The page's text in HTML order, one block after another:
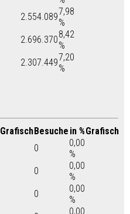
2.554.0897,98
%
2.696.3708,42
%
2.307.4497,20
%
GrafischBesuche in %Grafisch
0
0,00
%
0
0,00
%
0
0,00
%
0,00